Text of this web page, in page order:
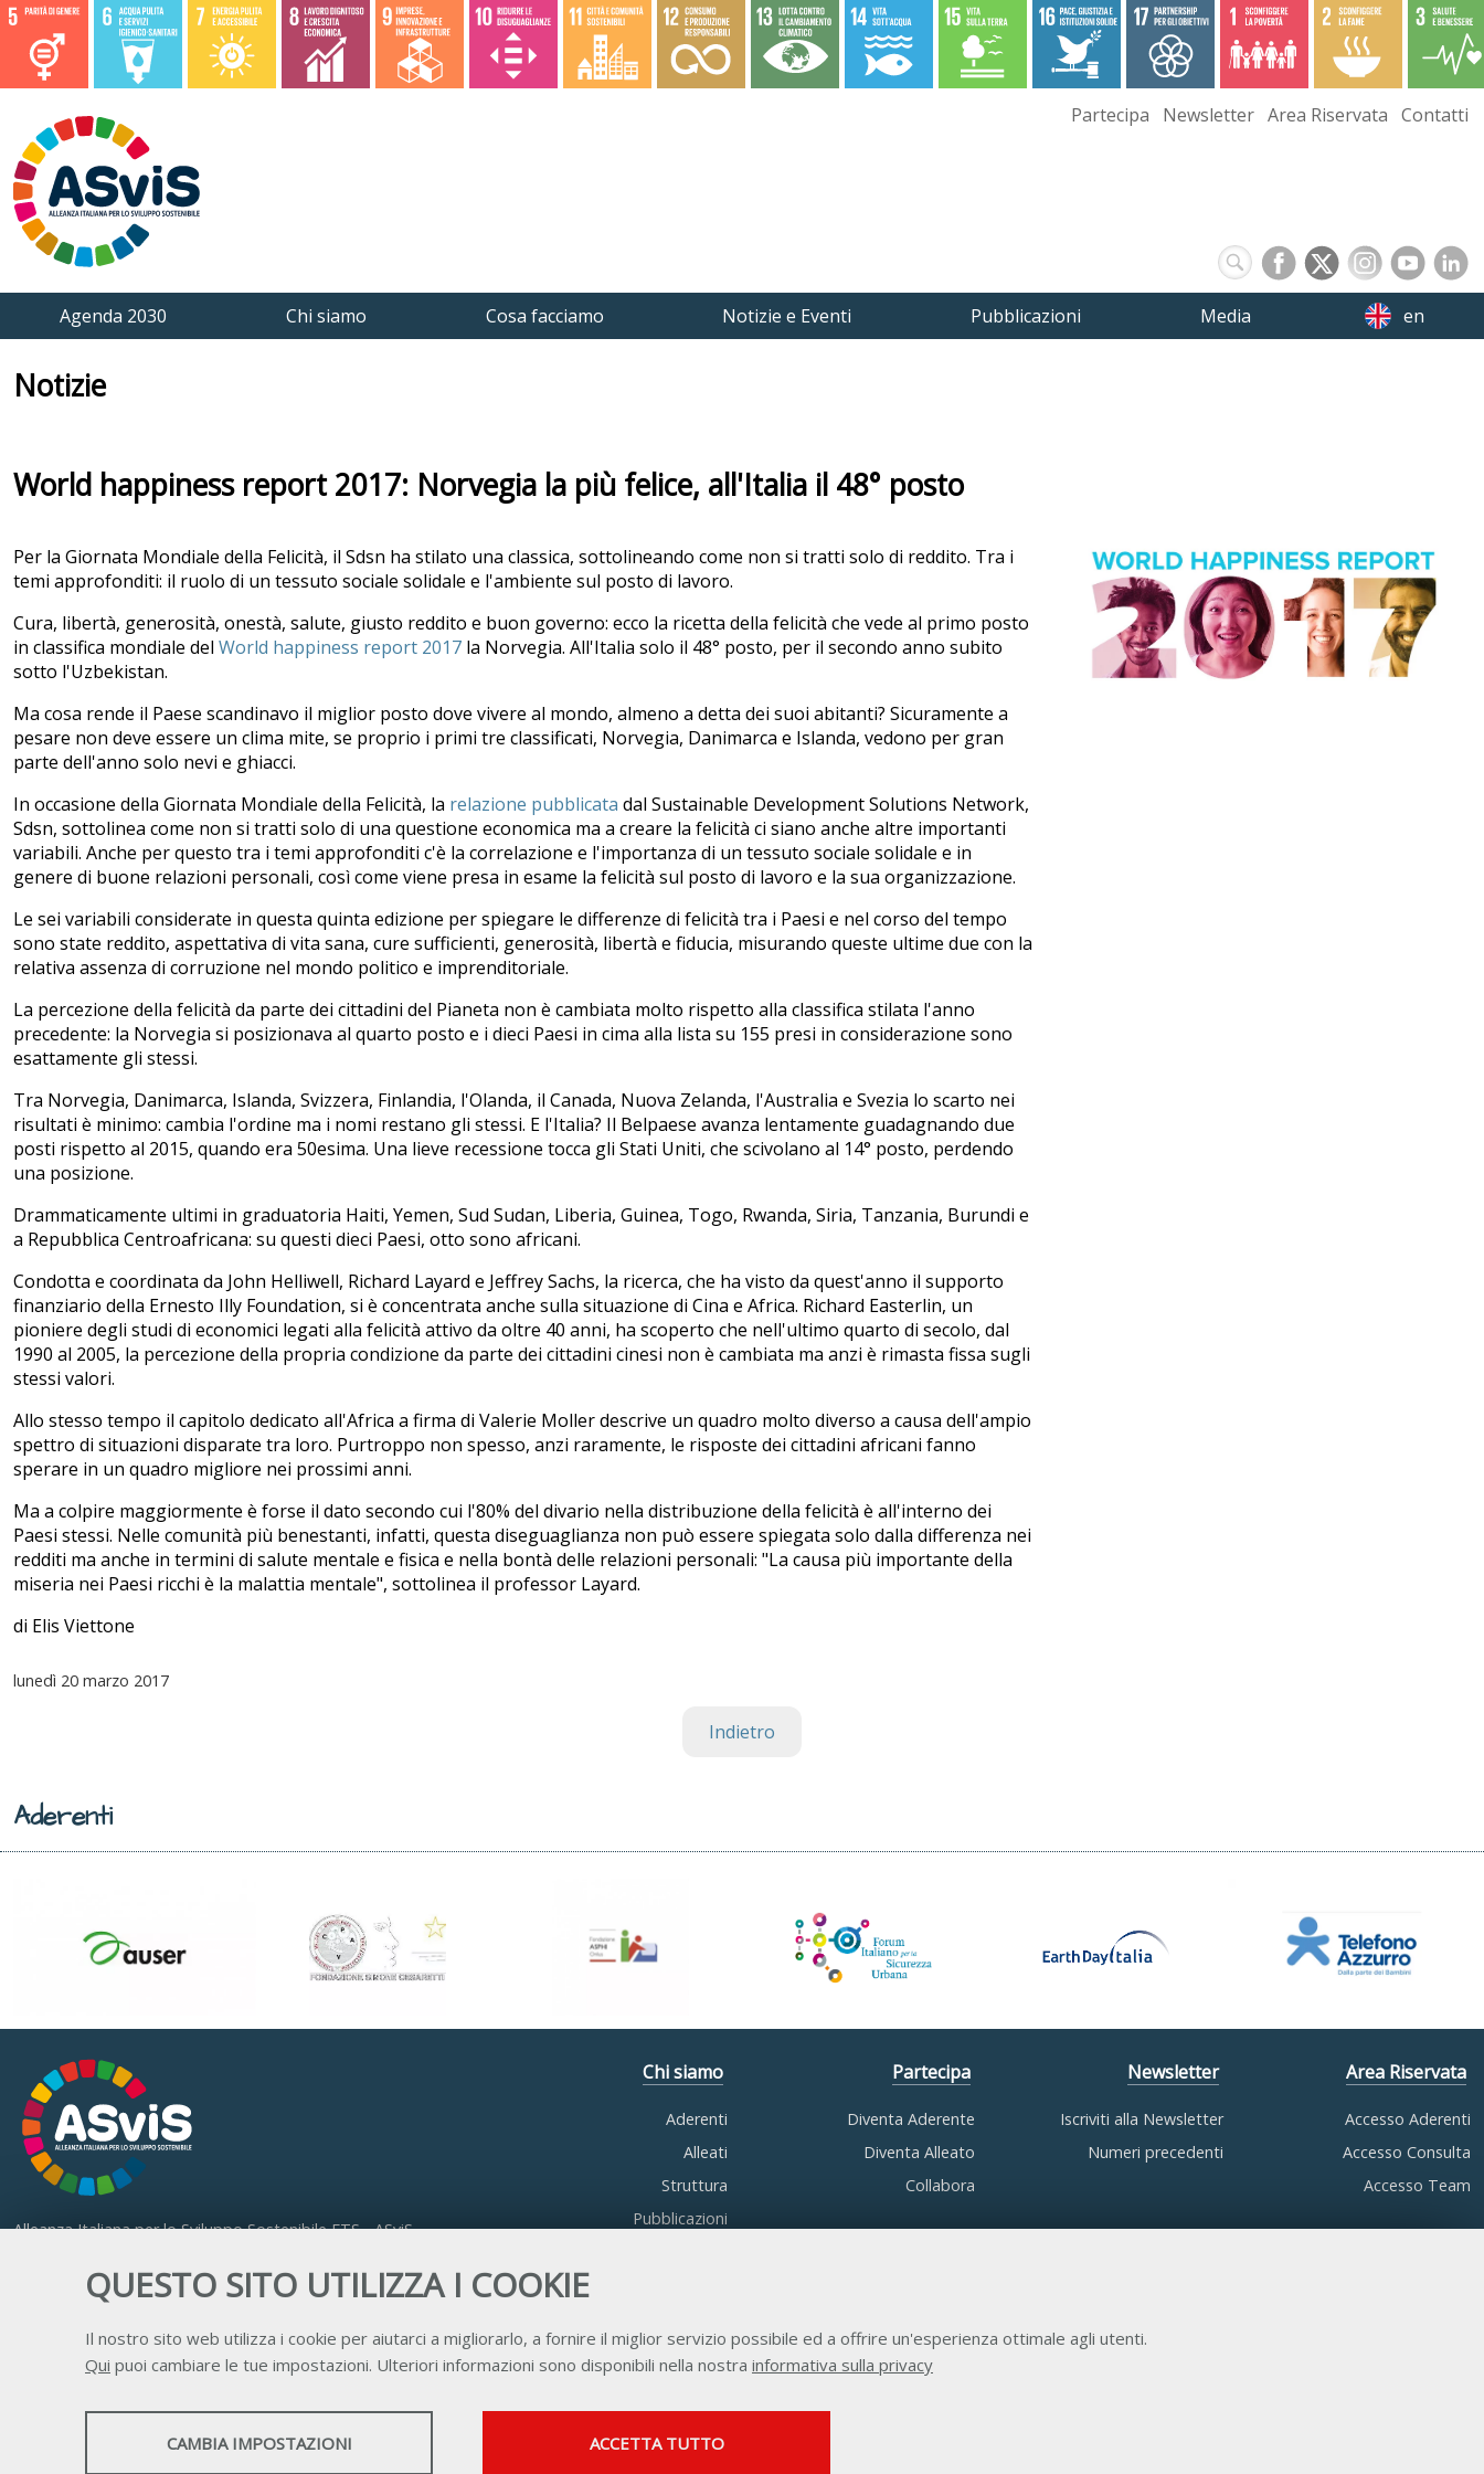
QUESTO SITO UTILIZZA I COOKIE
Il nostro sito web utilizza i cookie per aiutarci a migliorarlo, a fornire il miglior servizio possibile ed a offrire un'esperienza ottimale agli utenti.
Qui puoi cambiare le tue impostazioni. Ulteriori informazioni sono disponibili nella nostra informativa sulla privacy
STATISTICHE SERVIZI FACOLTATVI
CAMBIA IMPOSTAZIONI ACCETTA TUTTO
Partecipa Newsletter Area Riservata Contatti
Agenda 2030 Chi siamo Cosa facciamo Notizie e Eventi Pubblicazioni Media en
Notizie
World happiness report 2017: Norvegia la più felice, all'Italia il 48° posto
Per la Giornata Mondiale della Felicità, il Sdsn ha stilato una classica, sottolineando come non si tratti solo di reddito. Tra i
temi approfonditi: il ruolo di un tessuto sociale solidale e l'ambiente sul posto di lavoro.
Cura, libertà, generosità, onestà, salute, giusto reddito e buon governo: ecco la ricetta della felicità che vede al primo posto
in classifica mondiale del World happiness report 2017 la Norvegia. All'Italia solo il 48° posto, per il secondo anno subito
sotto l'Uzbekistan.
Ma cosa rende il Paese scandinavo il miglior posto dove vivere al mondo, almeno a detta dei suoi abitanti? Sicuramente a
pesare non deve essere un clima mite, se proprio i primi tre classificati, Norvegia, Danimarca e Islanda, vedono per gran
parte dell'anno solo nevi e ghiacci.
In occasione della Giornata Mondiale della Felicità, la relazione pubblicata dal Sustainable Development Solutions Network,
Sdsn, sottolinea come non si tratti solo di una questione economica ma a creare la felicità ci siano anche altre importanti
variabili. Anche per questo tra i temi approfonditi c'è la correlazione e l'importanza di un tessuto sociale solidale e in
genere di buone relazioni personali, così come viene presa in esame la felicità sul posto di lavoro e la sua organizzazione.
Le sei variabili considerate in questa quinta edizione per spiegare le differenze di felicità tra i Paesi e nel corso del tempo
sono state reddito, aspettativa di vita sana, cure sufficienti, generosità, libertà e fiducia, misurando queste ultime due con la
relativa assenza di corruzione nel mondo politico e imprenditoriale.
La percezione della felicità da parte dei cittadini del Pianeta non è cambiata molto rispetto alla classifica stilata l'anno
precedente: la Norvegia si posizionava al quarto posto e i dieci Paesi in cima alla lista su 155 presi in considerazione sono
esattamente gli stessi.
Tra Norvegia, Danimarca, Islanda, Svizzera, Finlandia, l'Olanda, il Canada, Nuova Zelanda, l'Australia e Svezia lo scarto nei
risultati è minimo: cambia l'ordine ma i nomi restano gli stessi. E l'Italia? Il Belpaese avanza lentamente guadagnando due
posti rispetto al 2015, quando era 50esima. Una lieve recessione tocca gli Stati Uniti, che scivolano al 14° posto, perdendo
una posizione.
Drammaticamente ultimi in graduatoria Haiti, Yemen, Sud Sudan, Liberia, Guinea, Togo, Rwanda, Siria, Tanzania, Burundi e
a Repubblica Centroafricana: su questi dieci Paesi, otto sono africani.
Condotta e coordinata da John Helliwell, Richard Layard e Jeffrey Sachs, la ricerca, che ha visto da quest'anno il supporto
finanziario della Ernesto Illy Foundation, si è concentrata anche sulla situazione di Cina e Africa. Richard Easterlin, un
pioniere degli studi di economici legati alla felicità attivo da oltre 40 anni, ha scoperto che nell'ultimo quarto di secolo, dal
1990 al 2005, la percezione della propria condizione da parte dei cittadini cinesi non è cambiata ma anzi è rimasta fissa sugli
stessi valori.
Allo stesso tempo il capitolo dedicato all'Africa a firma di Valerie Moller descrive un quadro molto diverso a causa dell'ampio
spettro di situazioni disparate tra loro. Purtroppo non spesso, anzi raramente, le risposte dei cittadini africani fanno
sperare in un quadro migliore nei prossimi anni.
Ma a colpire maggiormente è forse il dato secondo cui l'80% del divario nella distribuzione della felicità è all'interno dei
Paesi stessi. Nelle comunità più benestanti, infatti, questa diseguaglianza non può essere spiegata solo dalla differenza nei
redditi ma anche in termini di salute mentale e fisica e nella bontà delle relazioni personali: "La causa più importante della
miseria nei Paesi ricchi è la malattia mentale", sottolinea il professor Layard.
di Elis Viettone
lunedì 20 marzo 2017
Indietro
Aderenti
Alleanza Italiana per lo Sviluppo Sostenibile ETS - ASviS
C.F. 97893090585 P.IVA 14610671001
Chi siamo
Aderenti
Alleati
Struttura
Pubblicazioni
Partecipa
Diventa Aderente
Diventa Alleato
Collabora
Newsletter
Iscriviti alla Newsletter
Numeri precedenti
Area Riservata
Accesso Aderenti
Accesso Consulta
Accesso Team
Contatti Privacy Trasparenza